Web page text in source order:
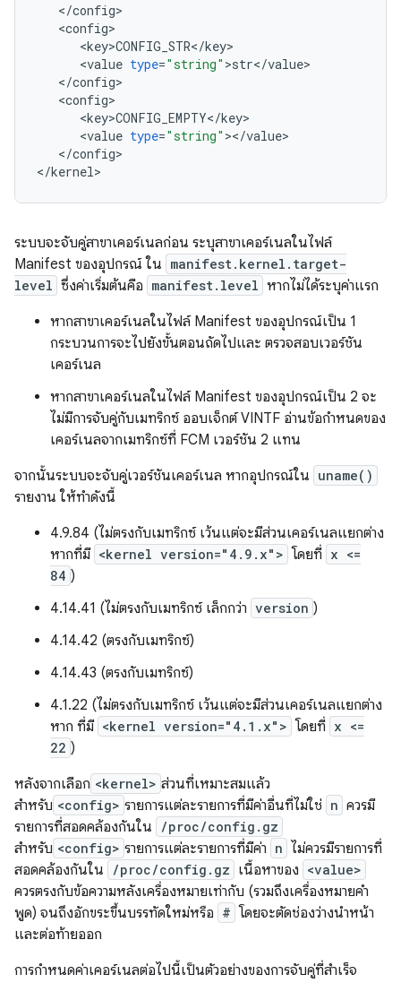
</config
<config
<key>CONFIG_STR</key
<value type="string" >str</value
</config
<config
<key>CONFIG_EMPTY</key
<value type="string" ></value
</config>
</kernel>
ระบบจะจับคู่สาขาเคอร์เนลก่อน ระบุสาขาเคอร์เนลในไฟล์
Manifest ของอุปกรณ์ ใน manifest.kernel.target-
level ซึ่งค่าเริ่มต้นคือ manifest.level หากไม่ได้ระบุค่าแรก
หากสาขาเคอร์เนลในไฟล์ Manifest ของอุปกรณ์เป็น 1
กระบวนการจะไปยังขั้นตอนถัดไปและ ตรวจสอบเวอร์ชัน
เคอร์เนล
หากสาขาเคอร์เนลในไฟล์ Manifest ของอุปกรณ์เป็น 2 จะ
ไม่มีการจับคู่กับเมทริกซ์ ออบเจ็กต์ VINTF อ่านข้อกำหนดของ
เคอร์เนลจากเมทริกซ์ที่ FCM เวอร์ชัน 2 แทน
จากนั้นระบบจะจับคู่เวอร์ชันเคอร์เนล หากอุปกรณ์ใน uname()
รายงาน ให้ทำดังนี้
4.9.84 (ไม่ตรงกับเมทริกซ์ เว้นแต่จะมีส่วนเคอร์เนลแยกต่าง
หากที่มี <kernel version="4.9.x"> โดยที่ x <=
84 )
4.14.41 (ไม่ตรงกับเมทริกซ์ เล็กกว่า version )
4.14.42 (ตรงกับเมทริกซ์)
4.14.43 (ตรงกับเมทริกซ์)
4.1.22 (ไม่ตรงกับเมทริกซ์ เว้นแต่จะมีส่วนเคอร์เนลแยกต่าง
หาก ที่มี <kernel version="4.1.x"> โดยที่ x <=
22 )
หลังจากเลือก <kernel> ส่วนที่เหมาะสมแล้ว
สำหรับ <config> รายการแต่ละรายการที่มีค่าอื่นที่ไม่ใช่ n ควรมี
รายการที่สอดคล้องกันใน
/proc/config.gz
สำหรับ <config> รายการแต่ละรายการที่มีค่า n ไม่ควรมีรายการที่
สอดคล้องกันใน
/proc/config.gz เนื้อหาของ <value>
ควรตรงกับข้อความหลังเครื่องหมายเท่ากับ (รวมถึงเครื่องหมายคำ
พูด) จนถึงอักขระขึ้นบรรทัดใหม่หรือ # โดยจะตัดช่องว่างนำหน้า
และต่อท้ายออก
การกำหนดค่าเคอร์เนลต่อไปนี้เป็นตัวอย่างของการจับคู่ที่สำเร็จ